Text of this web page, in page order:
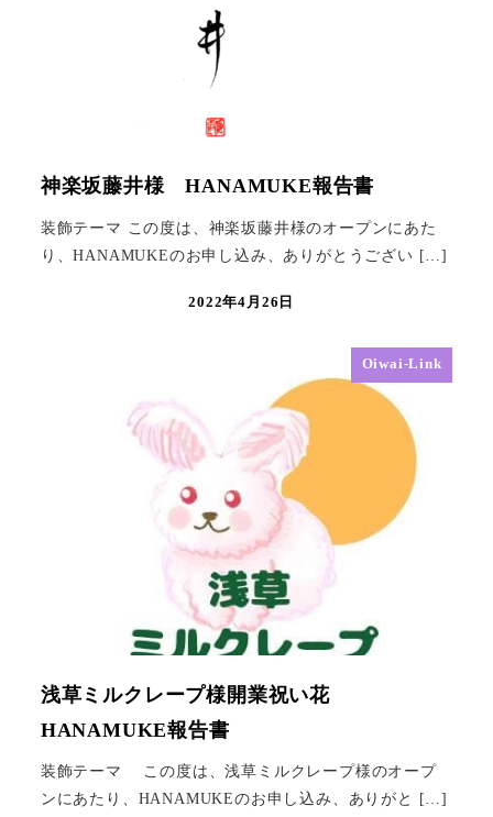
神楽坂藤井様 HANAMUKE報告書
装飾テーマ この度は、神楽坂藤井様のオープンにあた
り、HANAMUKEのお申し込み、ありがとうござい […]
2022年4月26日
Oiwai-Link
浅草ミルクレープ様開業祝い花
HANAMUKE報告書
装飾テーマ この度は、浅草ミルクレープ様のオープ
ンにあたり、HANAMUKEのお申し込み、ありがと […]